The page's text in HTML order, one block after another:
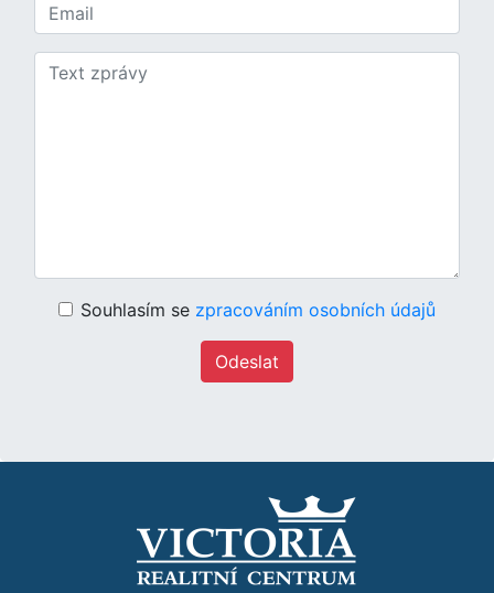
Souhlasím se zpracováním osobních údajů
Odeslat